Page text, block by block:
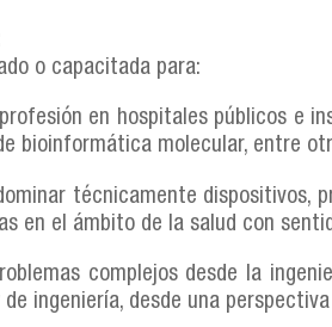
o capacitada para:
en hospitales públicos e
bioinformática molecular, entre
técnicamente dispositivos,
en el ámbito de la salud con
complejos desde la
de ingeniería, desde una